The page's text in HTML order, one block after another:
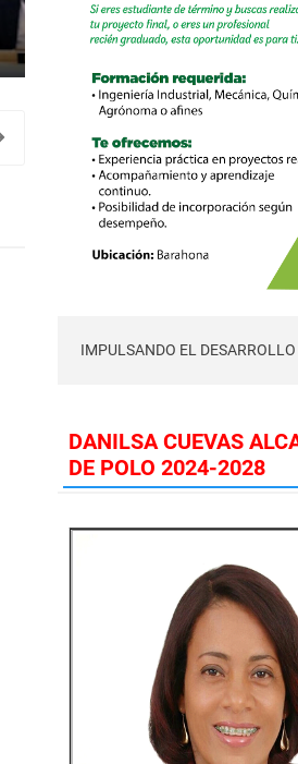
IMPULSANDO EL DESARROLLO
DANILSA CUEVAS
DE POLO 2024-2028